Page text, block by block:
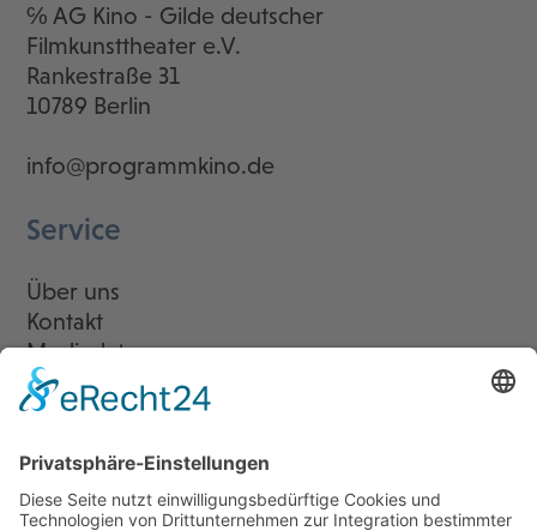
℅ AG Kino - Gilde deutscher
Filmkunsttheater e.V.
Rankestraße 31
10789 Berlin
info@programmkino.de
Service
Über uns
Kontakt
Mediadaten
Newsletter
LogIn
Legal